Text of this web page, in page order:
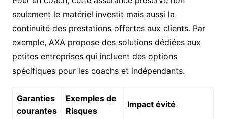
seulement le matériel investit mais aussi la
continuité des prestations offertes aux clients. Par
exemple, AXA propose des solutions dédiées aux
petites entreprises qui incluent des options
spécifiques pour les coachs et indépendants.
Garanties
courantes
Exemples de
Risques
Impact évité